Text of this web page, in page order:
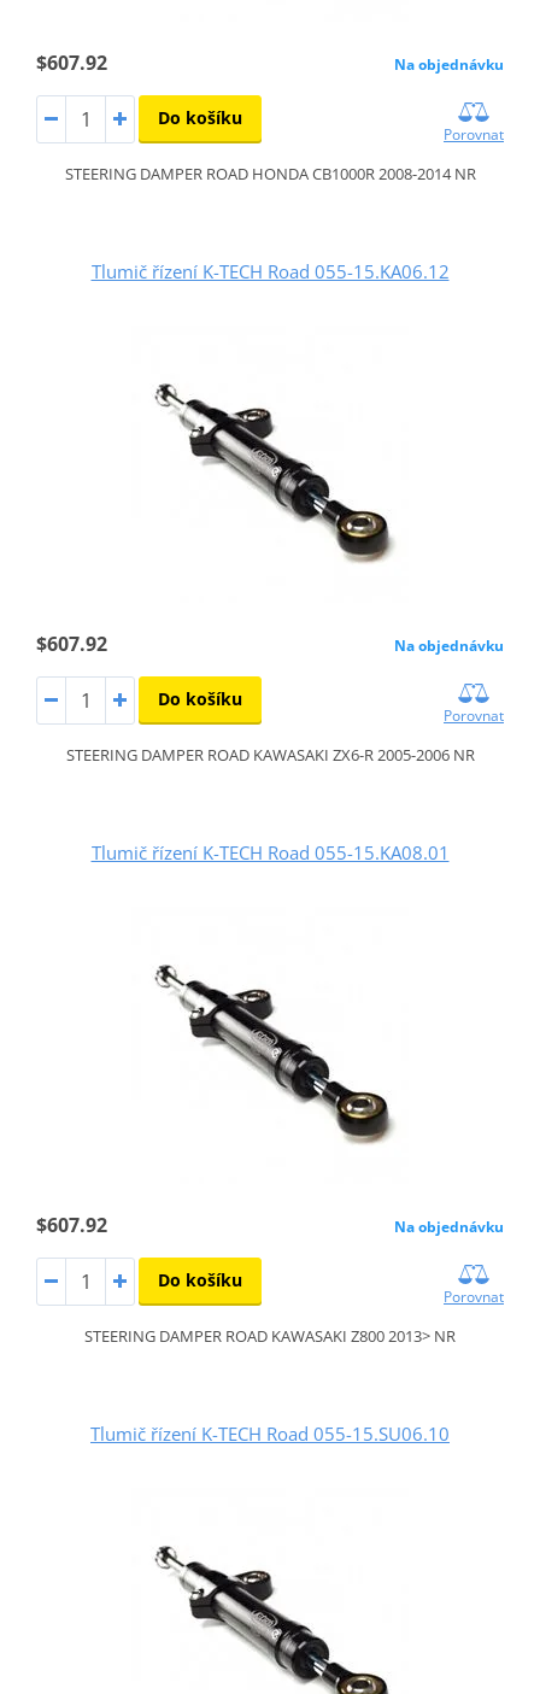
$607.92 Na objednávku
Do košíku
Porovnat
STEERING DAMPER ROAD HONDA CB1000R 2008-2014 NR
Tlumič řízení K-TECH Road 055-15.KA06.12
$607.92 Na objednávku
Do košíku
Porovnat
STEERING DAMPER ROAD KAWASAKI ZX6-R 2005-2006 NR
Tlumič řízení K-TECH Road 055-15.KA08.01
$607.92 Na objednávku
Do košíku
Porovnat
STEERING DAMPER ROAD KAWASAKI Z800 2013> NR
Tlumič řízení K-TECH Road 055-15.SU06.10